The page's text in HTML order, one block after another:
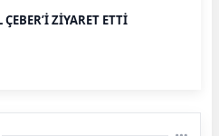
ZİYARET ETTİ